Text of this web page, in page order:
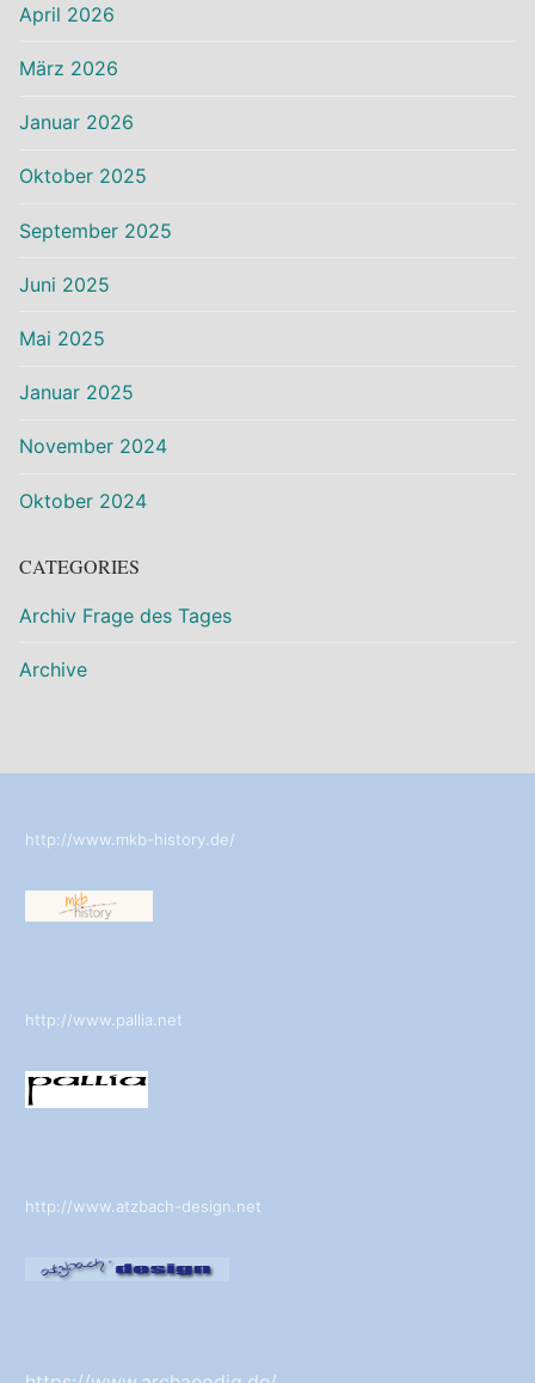
April 2026
März 2026
Januar 2026
Oktober 2025
September 2025
Juni 2025
Mai 2025
Januar 2025
November 2024
Oktober 2024
CATEGORIES
Archiv Frage des Tages
Archive
http://www.mkb-history.de/
http://www.pallia.net
http://www.atzbach-design.net